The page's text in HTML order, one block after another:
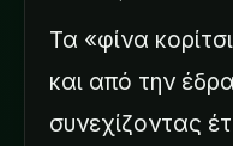
Τα «φίνα
και από την
συνεχίζοντας